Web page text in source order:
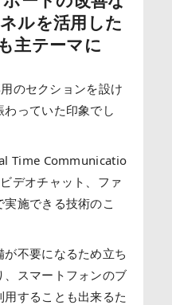
ルを活用した
主テーマに
のセクションを設け
っていた印象でし
Time Communicatio
デオチャット、ファ
施できる技術のこ
不要になるため立ち
、スマートフォンのブ
することも出来るた